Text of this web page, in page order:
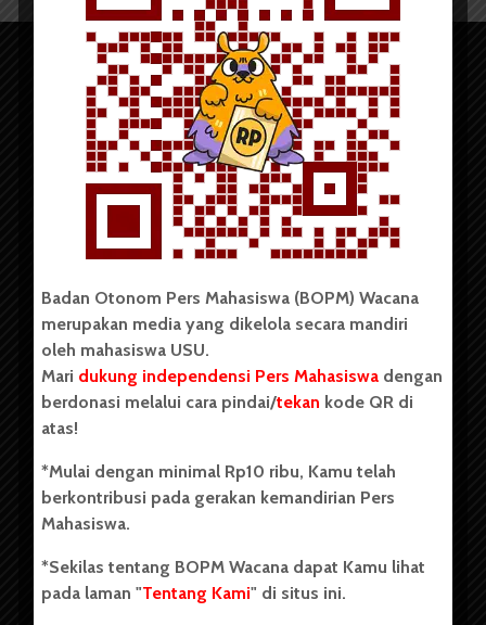
Copyright © 2023. All rights reserved BOPM WACANA.
Badan Otonom Pers Mahasiswa (BOPM) Wacana merupakan
pers mahasiswa yang berdiri di luar kampus dan dikelola
secara mandiri oleh mahasiswa Universitas Sumatera Utara
(USU). Sebelumnya BOPM Wacana merupakan salah satu
Unit Kegiatan Mahasiswa (UKM) di Universitas Sumatera
berdiri pada 1 Juli 1995.
Kontribusi
Badan Otonom Pers Mahasiswa (BOPM) Wacana
merupakan media yang dikelola secara mandiri
oleh mahasiswa USU.
Mari dukung independensi Pers Mahasiswa dengan
berdonasi melalui cara pindai/tekan kode QR di
atas!
*Mulai dengan minimal Rp10 ribu, Kamu telah
berkontribusi pada gerakan kemandirian Pers
Mahasiswa.
*Sekilas tentang BOPM Wacana dapat Kamu lihat
pada laman "Tentang Kami" di situs ini.